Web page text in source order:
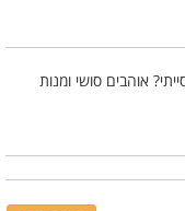
אוהבים סושי ומנות